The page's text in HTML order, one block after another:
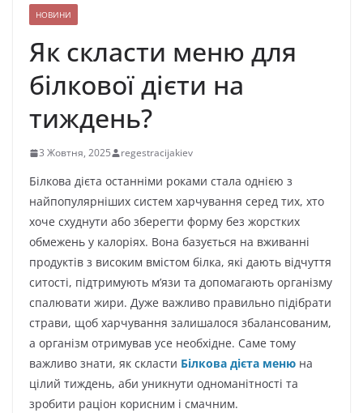
НОВИНИ
Як скласти меню для
білкової дієти на
тиждень?
3 Жовтня, 2025 regestracijakiev
Білкова дієта останніми роками стала однією з
найпопулярніших систем харчування серед тих, хто
хоче схуднути або зберегти форму без жорстких
обмежень у калоріях. Вона базується на вживанні
продуктів з високим вмістом білка, які дають відчуття
ситості, підтримують м’язи та допомагають організму
спалювати жири. Дуже важливо правильно підібрати
страви, щоб харчування залишалося збалансованим,
а організм отримував усе необхідне. Саме тому
важливо знати, як скласти Білкова дієта меню на
цілий тиждень, аби уникнути одноманітності та
зробити раціон корисним і смачним.